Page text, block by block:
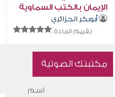
الإيمان بالكتب السماوية
أبوبكر الجزائري
تقييم المادة:
مكتبتك الصوتية
اسم